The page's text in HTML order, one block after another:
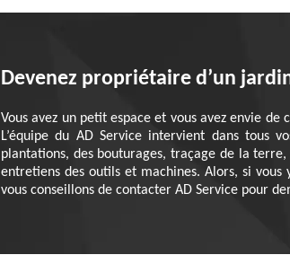
Devenez propriétaire d’un
Vous avez un petit espace et vous avez envie de
L’équipe du AD Service intervient dans tous
plantations, des bouturages, traçage de la
entretiens des outils et machines. Alors, si vous
vous conseillons de contacter AD Service pour